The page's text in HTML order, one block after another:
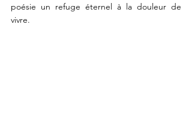
poésie un refuge éternel à la douleur de
vivre.